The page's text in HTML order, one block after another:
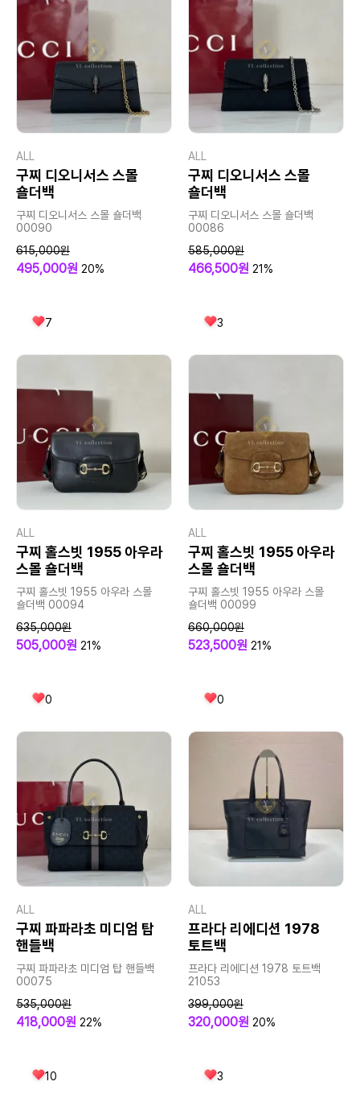
ALL
구찌 디오니서스 스몰
숄더백
구찌 디오니서스 스몰 숄더백
00090
615,000원
495,000원 20%
7
ALL
구찌 디오니서스 스몰
숄더백
구찌 디오니서스 스몰 숄더백
00086
585,000원
466,500원 21%
3
ALL
구찌 홀스빗 1955 아우라
스몰 숄더백
구찌 홀스빗 1955 아우라 스몰
숄더백 00094
635,000원
505,000원 21%
0
ALL
구찌 홀스빗 1955 아우라
스몰 숄더백
구찌 홀스빗 1955 아우라 스몰
숄더백 00099
660,000원
523,500원 21%
0
ALL
구찌 파파라초 미디엄 탑
핸들백
구찌 파파라초 미디엄 탑 핸들백
00075
535,000원
418,000원 22%
10
ALL
프라다 리에디션 1978
토트백
프라다 리에디션 1978 토트백
21053
399,000원
320,000원 20%
3